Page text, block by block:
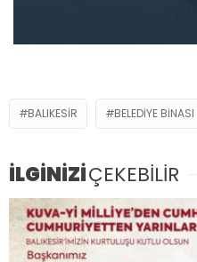
BALIKESIR BELEDIYE BINASI
İLGİNİZİÇEKEBİLİR